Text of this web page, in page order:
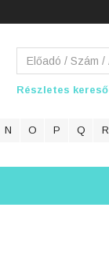
Részletes kereső
N O P Q R